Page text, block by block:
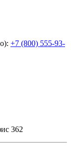
+7 (800) 555-93-
362